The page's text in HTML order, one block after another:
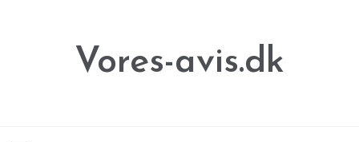
Vores-avis.dk